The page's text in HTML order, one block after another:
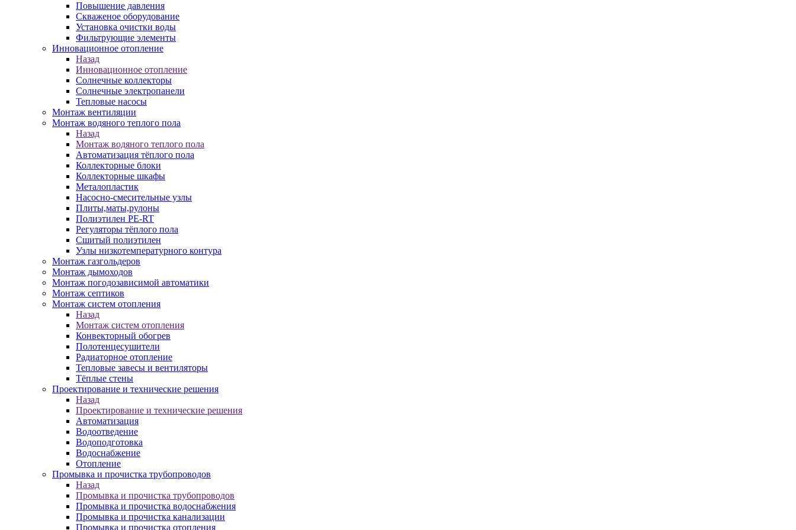
Повышение давления
Скваженое оборудование
Установка очистки воды
Фильтрующие элементы
Инновационное отопление
Назад
Инновационное отопление
Солнечные коллекторы
Солнечные электропанели
Тепловые насосы
Монтаж вентиляции
Монтаж водяного теплого пола
Назад
Монтаж водяного теплого пола
Автоматизация тёплого пола
Коллекторные блоки
Коллекторные шкафы
Металопластик
Насосно-смесительные узлы
Плиты,маты,рулоны
Полиэтилен PE-RT
Регуляторы тёплого пола
Сшитый полиэтилен
Узлы низкотемпературного контура
Монтаж газгольдеров
Монтаж дымоходов
Монтаж погодозависимой автоматики
Монтаж септиков
Монтаж систем отопления
Назад
Монтаж систем отопления
Конвекторный обогрев
Полотенцесушители
Радиаторное отопление
Тепловые завесы и вентиляторы
Тёплые стены
Проектирование и технические решения
Назад
Проектирование и технические решения
Автоматизация
Водоотведение
Водоподготовка
Водоснабжение
Отопление
Промывка и прочистка трубопроводов
Назад
Промывка и прочистка трубопроводов
Промывка и прочистка водоснабжения
Промывка и прочистка канализации
Промывка и прочистка отопления